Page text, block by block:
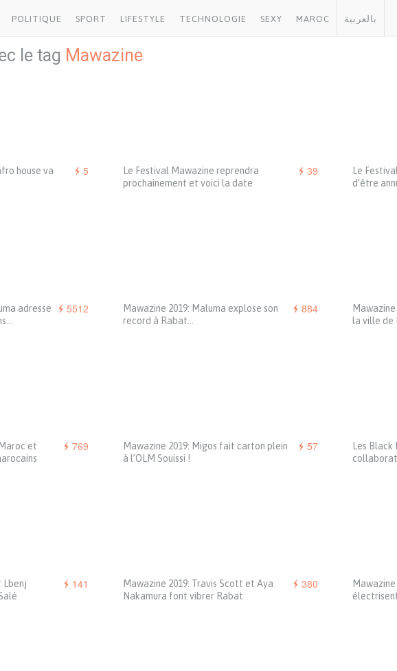
POLITIQUE SPORT LIFESTYLE TECHNOLOGIE SEXY MAROC بالعربية
le tag Mawazine
5
house va
39
Le Festival Mawazine reprendra
prochainement et voici la date
Le
d’être
5512
adresse
884
Mawazine 2019: Maluma explose son
record à Rabat…
la ville de
769
et
57
Mawazine 2019: Migos fait carton plein
à l’OLM Souissi !
Les
141
Lbenj
380
Mawazine 2019: Travis Scott et Aya
Nakamura font vibrer Rabat
électrisent